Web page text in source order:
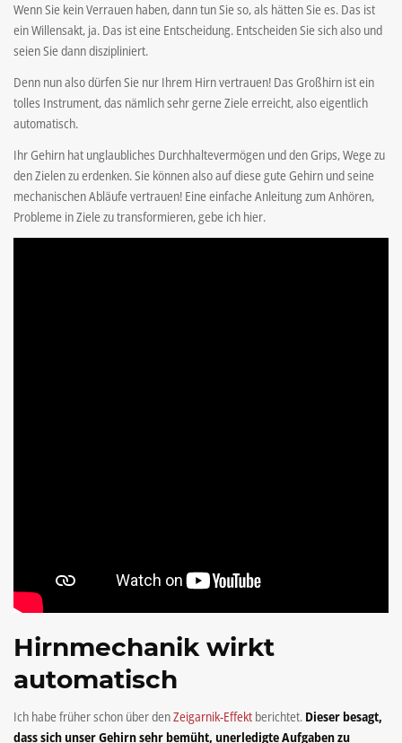
Wenn Sie kein Verrauen haben, dann tun Sie so, als hätten Sie es. Das ist
ein Willensakt, ja. Das ist eine Entscheidung. Entscheiden Sie sich also und
seien Sie dann diszipliniert.
Denn nun also dürfen Sie nur Ihrem Hirn vertrauen! Das Großhirn ist ein
tolles Instrument, das nämlich sehr gerne Ziele erreicht, also eigentlich
automatisch.
Ihr Gehirn hat unglaubliches Durchhaltevermögen und den Grips, Wege zu
den Zielen zu erdenken. Sie können also auf diese gute Gehirn und seine
mechanischen Abläufe vertrauen! Eine einfache Anleitung zum Anhören,
Probleme in Ziele zu transformieren, gebe ich hier.
Hirnmechanik wirkt
automatisch
Ich habe früher schon über denZeigarnik-Effekt berichtet. Dieser besagt,
dass sich unser Gehirn sehr bemüht, unerledigte Aufgaben zu